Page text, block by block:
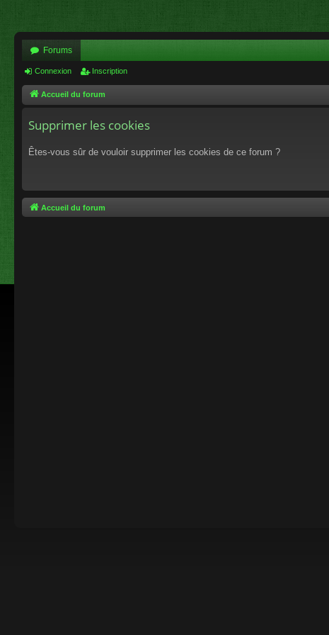
Forums
Connexion Inscription
Accueil du forum
Supprimer les cookies
Êtes-vous sûr de vouloir supprimer les cookies de ce forum ?
Accueil du forum